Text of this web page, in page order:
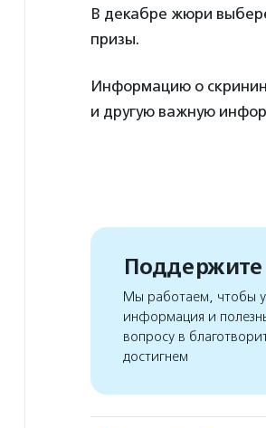
В декабре жюри
призы.
Информацию о
и другую важную
Мы работаем, чтобы у
информация и
вопросу в
достигнем